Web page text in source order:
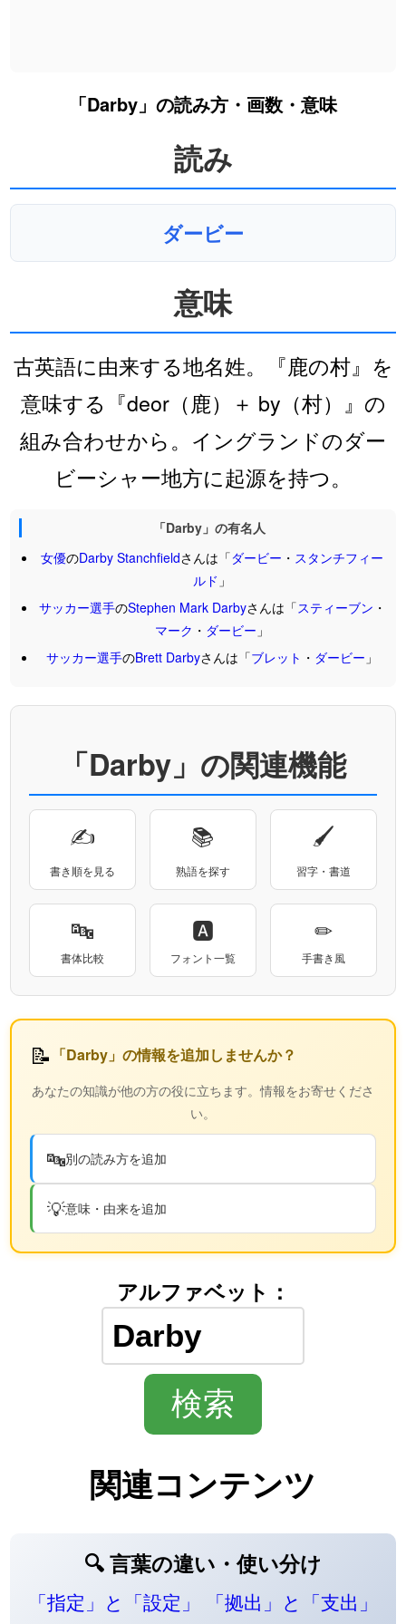
「Darby」の読み方・画数・意味
読み
ダービー
意味
古英語に由来する地名姓。『鹿の村』を
意味する『deor（鹿）＋ by（村）』の
組み合わせから。イングランドのダー
ビーシャー地方に起源を持つ。
「Darby」の有名人
女優のDarby Stanchfieldさんは「ダービー ・ スタンチフィー
ルド 」
サッカー選手のStephen Mark Darbyさんは「スティーブン ・
マーク ・ ダービー 」
サッカー選手のBrett Darbyさんは「ブレット ・ ダービー 」
「Darby」の関連機能
✍
書き順を見る
📚
熟語を探す
🖌
習字・書道
🔤
書体比較
🅰
フォント一覧
✏
手書き風
📝 「Darby」の情報を追加しませんか？
あなたの知識が他の方の役に立ちます。情報をお寄せくださ
い。
🔤別の読み方を追加
💡意味・由来を追加
アルファベット：
関連コンテンツ
🔍 言葉の違い・使い分け
「指定」と「設定」
「拠出」と「支出」